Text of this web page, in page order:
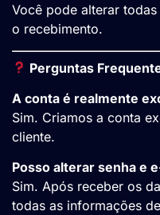
Você pode alterar
o recebimento.
Perguntas
A conta é realmente
Sim. Criamos a conta
cliente.
Posso alterar senha e
Sim. Após receber os
todas as informações